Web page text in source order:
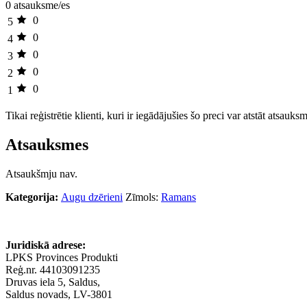
0 atsauksme/es
5
0
4
0
3
0
2
0
1
0
Tikai reģistrētie klienti, kuri ir iegādājušies šo preci var atstāt
Atsauksmes
Atsaukšmju nav.
Kategorija: Augu dzērieni Zīmols: Ramans
Juridiskā adrese:
LPKS Provinces Produkti
Reģ.nr. 44103091235
Druvas iela 5, Saldus,
Saldus novads, LV-3801